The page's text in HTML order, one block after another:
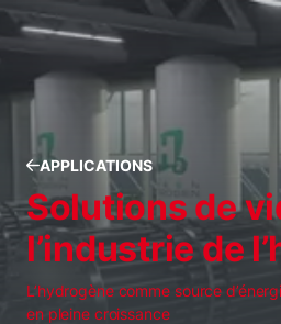
APPLICATIONS
Solutions de
l’industrie de
L’hydrogène comme source
en pleine croissance